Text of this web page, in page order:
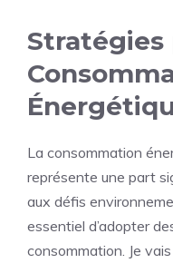
Stratégies
La consommation
représente une part
aux défis
essentiel d’adopter
consommation. Je